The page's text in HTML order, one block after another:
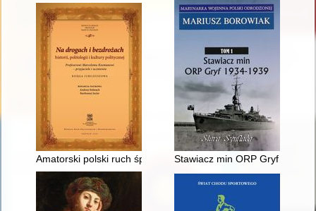
Amatorski polski ruch śpiewaczy w Lesznie przed II wojną
Stawiacz min ORP Gryf 1934-